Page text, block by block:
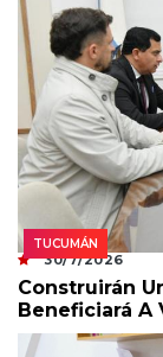
TUCUMÁN
30/7/2026
Construirán
Beneficiará A